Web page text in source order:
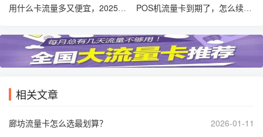
用什么卡流量多又便宜，2025年有哪些高性价比选择？
POS机流量卡到期了，怎么续费最方便？
相关文章
廊坊流量卡怎么选最划算？
2026-01-11